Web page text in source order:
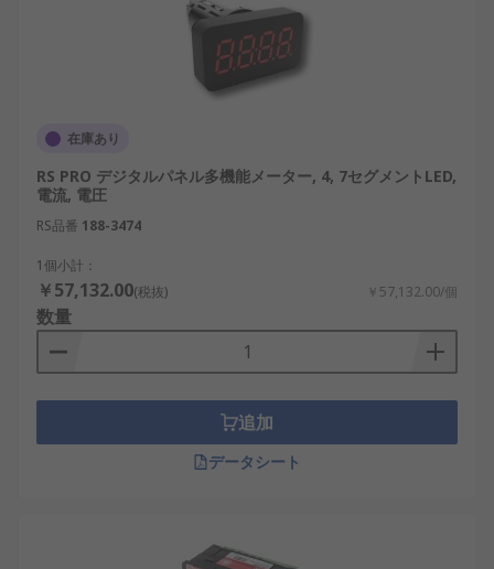
在庫あり
RS PRO デジタルパネル多機能メーター, 4, 7セグメントLED,
電流, 電圧
RS品番 188-3474
1個小計：
￥57,132.00(税抜) ￥57,132.00/個
数量
追加
データシート